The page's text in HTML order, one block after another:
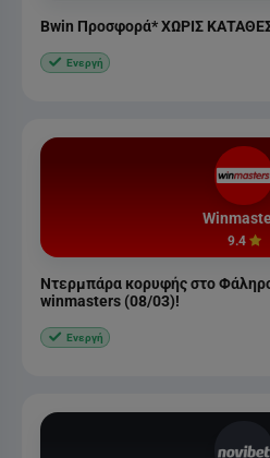
Bwin Προσφορά* ΧΩΡΙΣ
Ενεργή
9.4
Ντερμπάρα κορυφής στο
winmasters (08/03)!
Ενεργή